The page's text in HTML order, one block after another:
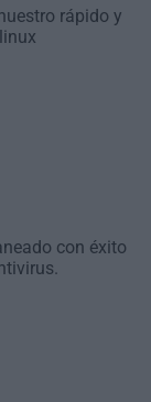
rápido y
con éxito